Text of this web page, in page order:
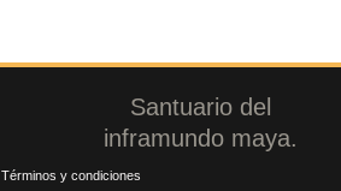
Santuario del
inframundo maya.
Términos y condiciones